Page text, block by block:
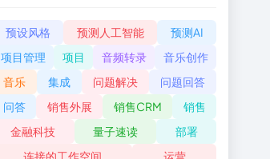
预设风格 预测人工智能
预测AI
项目管理
项目 音频转录
音乐创作
音乐
集成 问题解决
问题回答
问答
销售外展 销售CRM
销售
金融科技
量子速读
部署
连接的工作空间
运营